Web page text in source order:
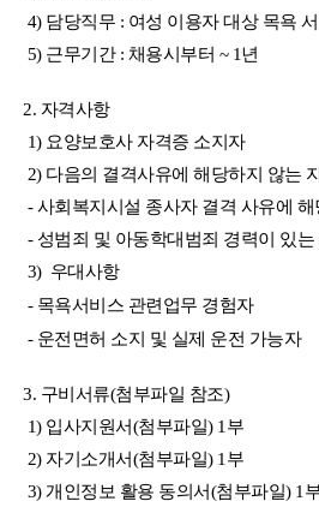
4) 담당직무 : 여성 이용자 대상 목욕
5) 근무기간 : 채용시부터 ~ 1년
2. 자격사항
1) 요양보호사 자격증 소지자
2) 다음의 결격사유에 해당하지 않는
- 사회복지시설 종사자 결격 사유에
- 성범죄 및 아동학대범죄 경력이 있
3) 우대사항
- 목욕서비스 관련업무 경험자
- 운전면허 소지 및 실제 운전 가능자
3. 구비서류(첨부파일 참조)
1) 입사지원서(첨부파일) 1부
2) 자기소개서(첨부파일) 1부
3) 개인정보 활용 동의서(첨부파일) 1